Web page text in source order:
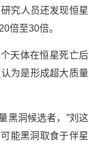
究人员还发现恒星
倍至30倍。
天体在恒星死亡后
为是形成超大质量
黑洞候选者，”刘这
能黑洞取食于伴星